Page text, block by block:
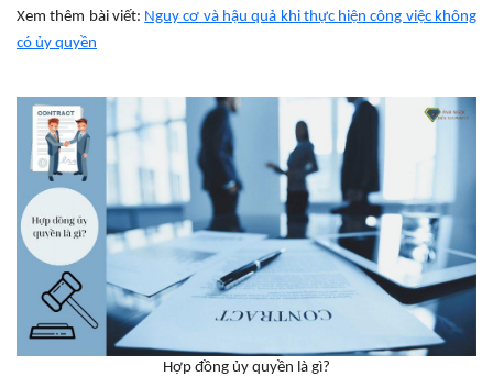
Xem thêm bài viết: Nguy cơ và hậu quả khi thực hiện công việc không
có ủy quyền
Hợp đồng ủy quyền là gì?